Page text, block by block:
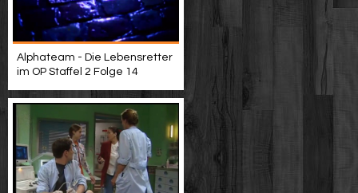
Alphateam - Die Lebensretter
im OP Staffel 2 Folge 14